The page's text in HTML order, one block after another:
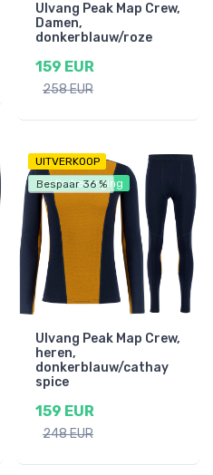
Ulvang Peak Map Crew,
Damen,
donkerblauw/roze
159 EUR
258 EUR
UITVERKOOP
Gratis bezorging
Bespaar 36 %
Ulvang Peak Map Crew,
heren,
donkerblauw/cathay
spice
159 EUR
248 EUR